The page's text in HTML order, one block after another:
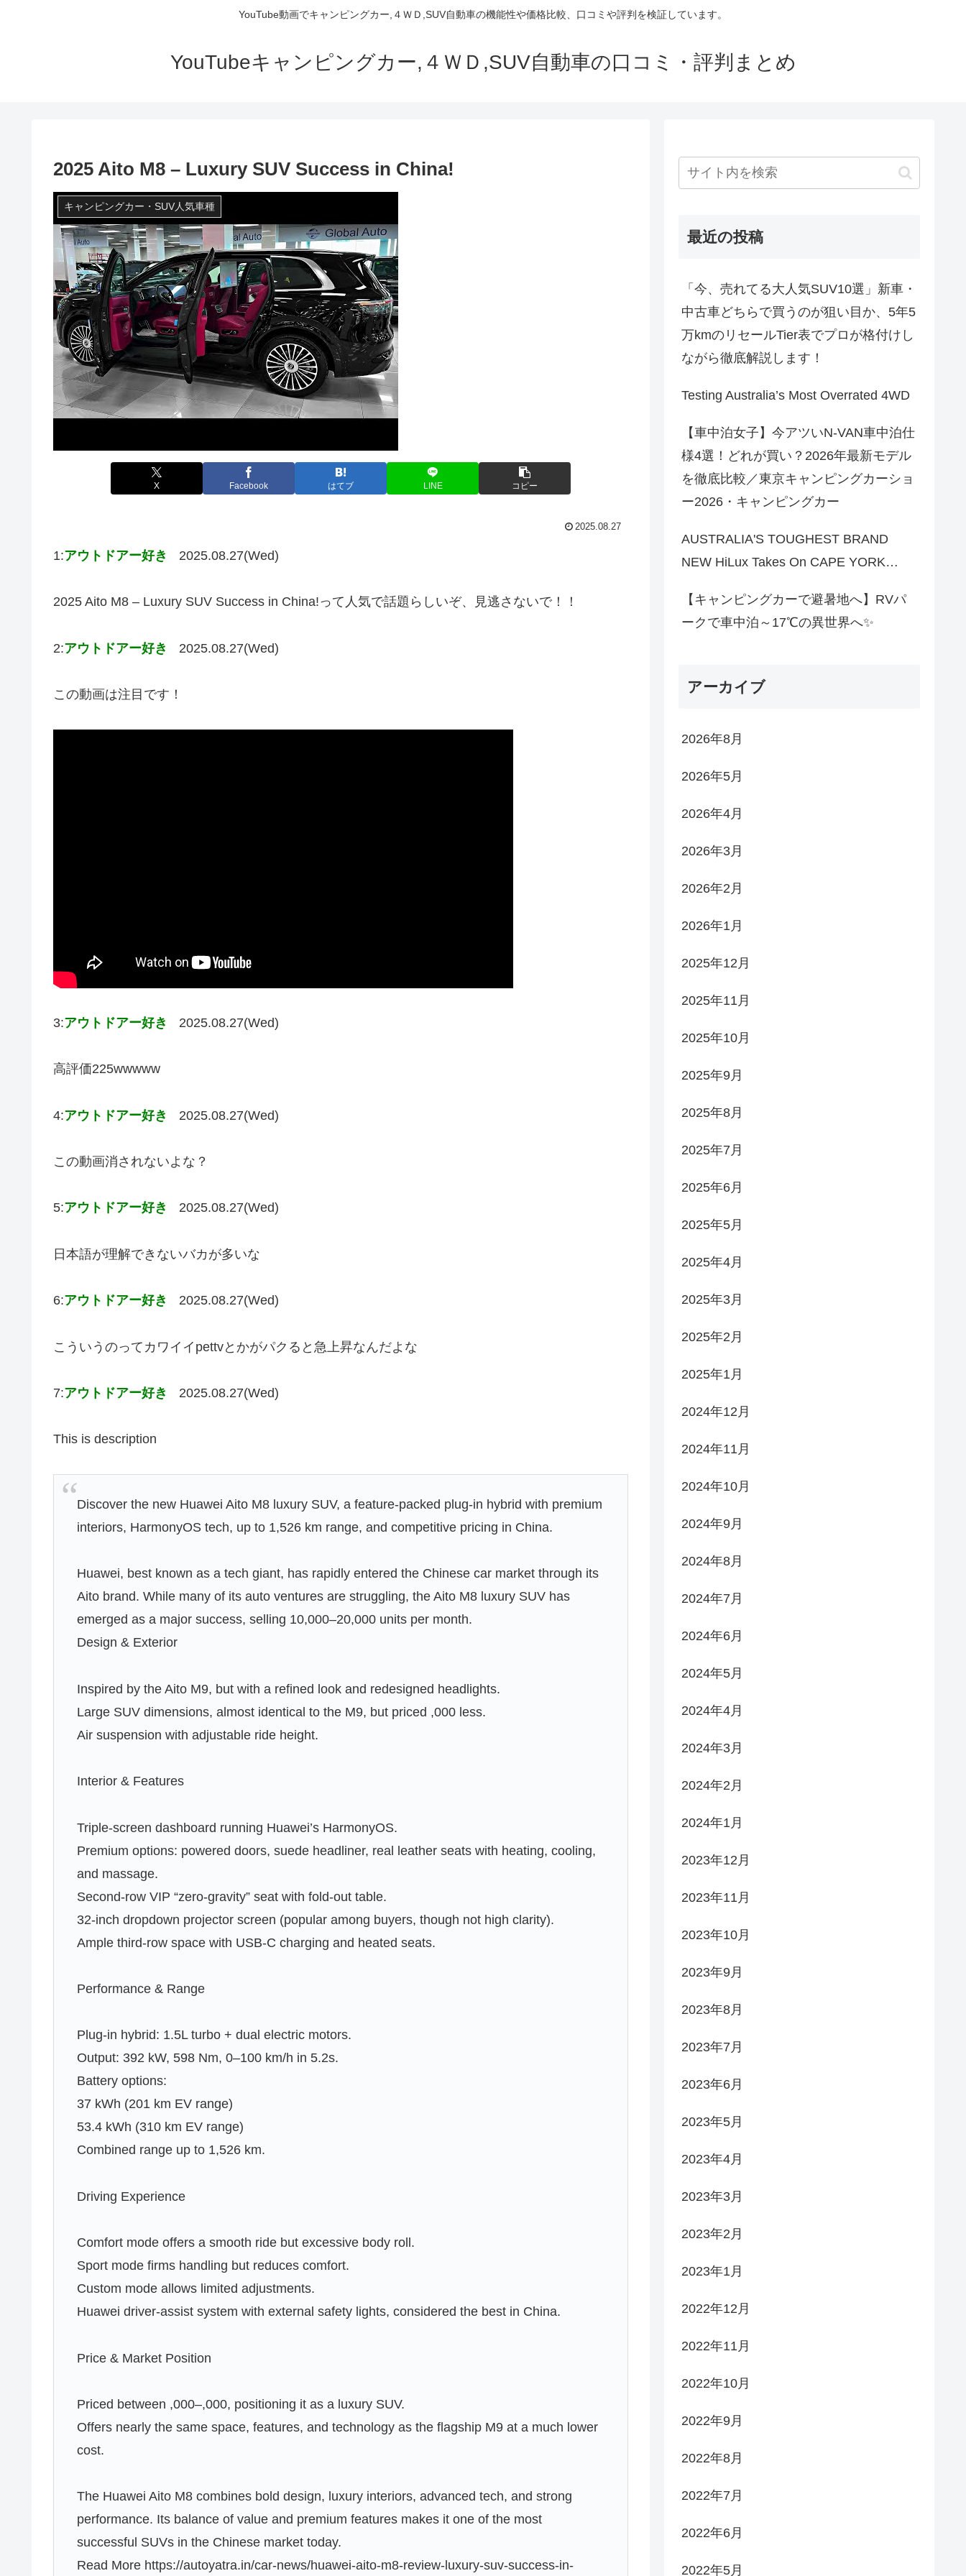
YouTube動画でキャンピングカー,４ＷＤ,SUV自動車の機能性や価格比較、口コミや評判を検証しています。
YouTubeキャンピングカー,４ＷＤ,SUV自動車の口コミ・評判まとめ
2025 Aito M8 – Luxury SUV Success in China!
キャンピングカー・SUV人気車種
X Facebook はてブ LINE コピー
2025.08.27
1:アウトドアー好き 2025.08.27(Wed)
2025 Aito M8 – Luxury SUV Success in China!って人気で話題らしいぞ、見逃さないで！！
2:アウトドアー好き 2025.08.27(Wed)
この動画は注目です！
3:アウトドアー好き 2025.08.27(Wed)
高評価225wwwww
4:アウトドアー好き 2025.08.27(Wed)
この動画消されないよな？
5:アウトドアー好き 2025.08.27(Wed)
日本語が理解できないバカが多いな
6:アウトドアー好き 2025.08.27(Wed)
こういうのってカワイイpettvとかがパクると急上昇なんだよな
7:アウトドアー好き 2025.08.27(Wed)
This is description
Discover the new Huawei Aito M8 luxury SUV, a feature-packed plug-in hybrid with premium
interiors, HarmonyOS tech, up to 1,526 km range, and competitive pricing in China.
Huawei, best known as a tech giant, has rapidly entered the Chinese car market through its
Aito brand. While many of its auto ventures are struggling, the Aito M8 luxury SUV has
emerged as a major success, selling 10,000–20,000 units per month.
Design & Exterior
Inspired by the Aito M9, but with a refined look and redesigned headlights.
Large SUV dimensions, almost identical to the M9, but priced ,000 less.
Air suspension with adjustable ride height.
Interior & Features
Triple-screen dashboard running Huawei’s HarmonyOS.
Premium options: powered doors, suede headliner, real leather seats with heating, cooling,
and massage.
Second-row VIP “zero-gravity” seat with fold-out table.
32-inch dropdown projector screen (popular among buyers, though not high clarity).
Ample third-row space with USB-C charging and heated seats.
Performance & Range
Plug-in hybrid: 1.5L turbo + dual electric motors.
Output: 392 kW, 598 Nm, 0–100 km/h in 5.2s.
Battery options:
37 kWh (201 km EV range)
53.4 kWh (310 km EV range)
Combined range up to 1,526 km.
Driving Experience
Comfort mode offers a smooth ride but excessive body roll.
Sport mode firms handling but reduces comfort.
Custom mode allows limited adjustments.
Huawei driver-assist system with external safety lights, considered the best in China.
Price & Market Position
Priced between ,000–,000, positioning it as a luxury SUV.
Offers nearly the same space, features, and technology as the flagship M9 at a much lower
cost.
The Huawei Aito M8 combines bold design, luxury interiors, advanced tech, and strong
performance. Its balance of value and premium features makes it one of the most
successful SUVs in the Chinese market today.
Read More https://autoyatra.in/car-news/huawei-aito-m8-review-luxury-suv-success-in-
最近の投稿
「今、売れてる大人気SUV10選」新車・
中古車どちらで買うのが狙い目か、5年5
万kmのリセールTier表でプロが格付けし
ながら徹底解説します！
Testing Australia’s Most Overrated 4WD
【車中泊女子】今アツいN-VAN車中泊仕
様4選！どれが買い？2026年最新モデル
を徹底比較／東京キャンピングカーショ
ー2026・キャンピングカー
AUSTRALIA'S TOUGHEST BRAND
NEW HiLux Takes On CAPE YORK…
【キャンピングカーで避暑地へ】RVパ
ークで車中泊～17℃の異世界へ✨
アーカイブ
2026年8月
2026年5月
2026年4月
2026年3月
2026年2月
2026年1月
2025年12月
2025年11月
2025年10月
2025年9月
2025年8月
2025年7月
2025年6月
2025年5月
2025年4月
2025年3月
2025年2月
2025年1月
2024年12月
2024年11月
2024年10月
2024年9月
2024年8月
2024年7月
2024年6月
2024年5月
2024年4月
2024年3月
2024年2月
2024年1月
2023年12月
2023年11月
2023年10月
2023年9月
2023年8月
2023年7月
2023年6月
2023年5月
2023年4月
2023年3月
2023年2月
2023年1月
2022年12月
2022年11月
2022年10月
2022年9月
2022年8月
2022年7月
2022年6月
2022年5月